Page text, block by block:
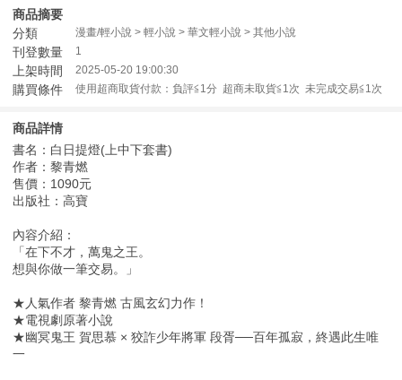
商品摘要
分類
漫畫/輕小說 > 輕小說 > 華文輕小說 > 其他小說
刊登數量 1
上架時間 2025-05-20 19:00:30
購買條件 使用超商取貨付款：負評≦1分 超商未取貨≦1次 未完成交易≦1次
商品詳情
書名：白日提燈(上中下套書)
作者：黎青燃
售價：1090元
出版社：高寶
內容介紹：
「在下不才，萬鬼之王。
想與你做一筆交易。」
★人氣作者 黎青燃 古風玄幻力作！
★電視劇原著小說
★幽冥鬼王 賀思慕 × 狡詐少年將軍 段胥──百年孤寂，終遇此生唯
一